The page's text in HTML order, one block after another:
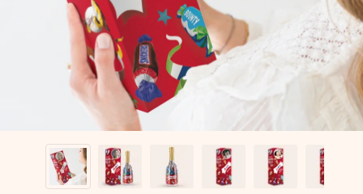
et bilde av dere eller en beskjed som virkelig berører
hjertet. Ikke noe tull, bare masse kjærlighet i øyeblikket.